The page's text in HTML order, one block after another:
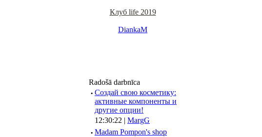
Клуб life 2019
DiankaM
Radošā darbnīca
· Создай свою косметику:
активные компоненты и
другие опции!
12:30:22 | MargG
· Madam Pompon's shop